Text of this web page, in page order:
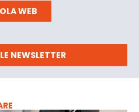
WEB
NEWSLETTER